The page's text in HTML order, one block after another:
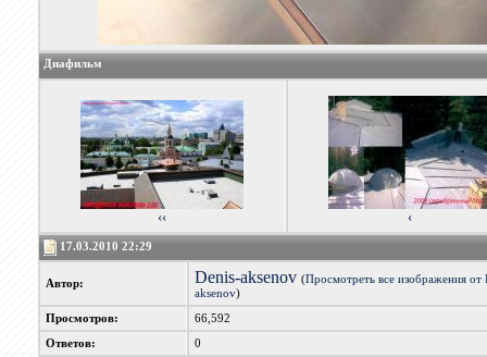
Диафильм
‹‹ ‹
17.03.2010 22:29
Автор: Denis-aksenov (Просмотреть все изображения от
aksenov)
Просмотров: 66,592
Ответов: 0